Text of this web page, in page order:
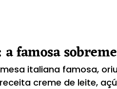
a famosa
italiana famosa,
creme de leite,